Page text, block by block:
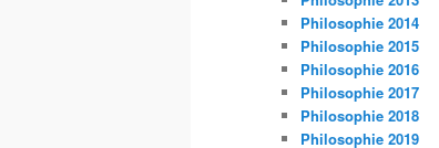
Philosophie 2014
Philosophie 2015
Philosophie 2016
Philosophie 2017
Philosophie 2018
Philosophie 2019